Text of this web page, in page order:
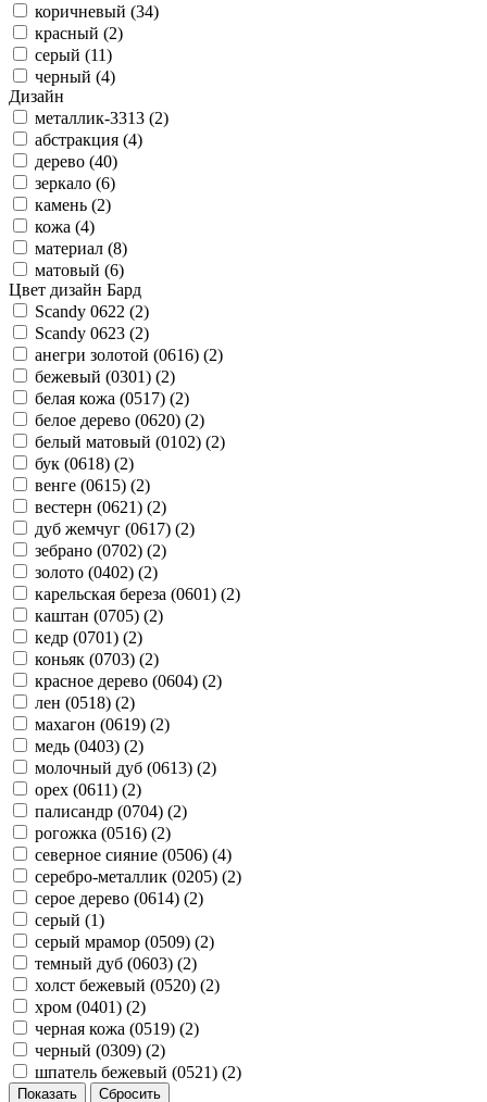
коричневый (34)
красный (2)
серый (11)
черный (4)
Дизайн
металлик-3313 (2)
абстракция (4)
дерево (40)
зеркало (6)
камень (2)
кожа (4)
материал (8)
матовый (6)
Цвет дизайн Бард
Sсandy 0622 (2)
Sсandy 0623 (2)
анегри золотой (0616) (2)
бежевый (0301) (2)
белая кожа (0517) (2)
белое дерево (0620) (2)
белый матовый (0102) (2)
бук (0618) (2)
венге (0615) (2)
вестерн (0621) (2)
дуб жемчуг (0617) (2)
зебрано (0702) (2)
золото (0402) (2)
карельская береза (0601) (2)
каштан (0705) (2)
кедр (0701) (2)
коньяк (0703) (2)
красное дерево (0604) (2)
лен (0518) (2)
махагон (0619) (2)
медь (0403) (2)
молочный дуб (0613) (2)
орех (0611) (2)
палисандр (0704) (2)
рогожка (0516) (2)
северное сияние (0506) (4)
серебро-металлик (0205) (2)
серое дерево (0614) (2)
серый (1)
серый мрамор (0509) (2)
темный дуб (0603) (2)
холст бежевый (0520) (2)
хром (0401) (2)
черная кожа (0519) (2)
черный (0309) (2)
шпатель бежевый (0521) (2)